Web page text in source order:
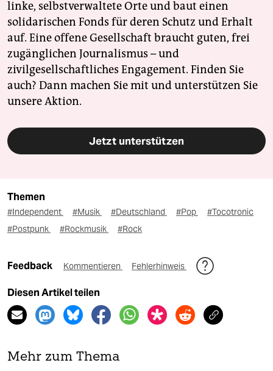
linke, selbstverwaltete Orte und baut einen
solidarischen Fonds für deren Schutz und Erhalt
auf. Eine offene Gesellschaft braucht guten, frei
zugänglichen Journalismus – und
zivilgesellschaftliches Engagement. Finden Sie
auch? Dann machen Sie mit und unterstützen Sie
unsere Aktion.
Jetzt unterstützen
Themen
#Independent #Musik #Deutschland #Pop
#Tocotronic
#Postpunk
#Rockmusik #Rock
Feedback Kommentieren Fehlerhinweis
Diesen Artikel teilen
Mehr zum Thema